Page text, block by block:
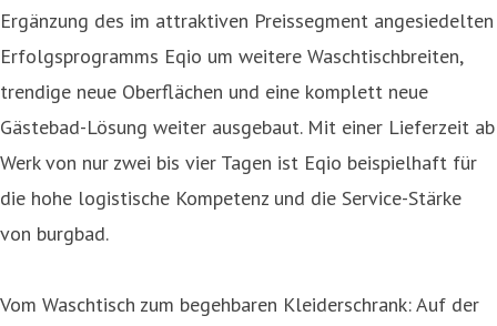
Ergänzung des im attraktiven Preissegment angesiedelten
Erfolgsprogramms Eqio um weitere Waschtischbreiten,
trendige neue Oberflächen und eine komplett neue
Gästebad-Lösung weiter ausgebaut. Mit einer Lieferzeit ab
Werk von nur zwei bis vier Tagen ist Eqio beispielhaft für
die hohe logistische Kompetenz und die Service-Stärke
von burgbad.
Vom Waschtisch zum begehbaren Kleiderschrank: Auf der